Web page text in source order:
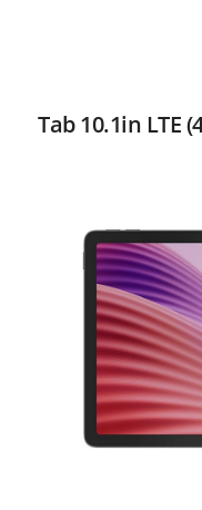
Tab 10.1in LTE